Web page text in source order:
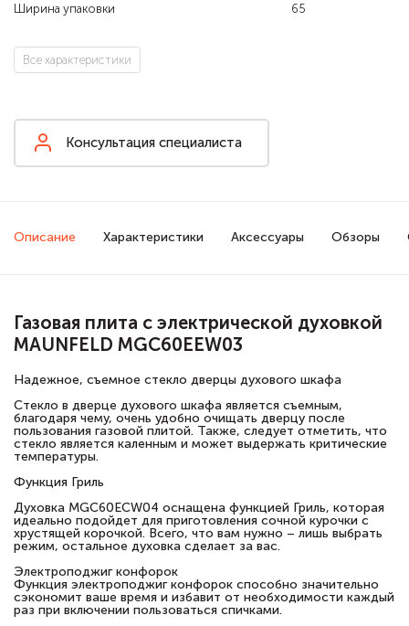
Ширина упаковки 65
Все характеристики
Консультация специалиста
Описание Характеристики Аксессуары Обзоры
Газовая плита с электрической духовкой
MAUNFELD MGC60EEW03
Надежное, съемное стекло дверцы духового шкафа
Стекло в дверце духового шкафа является съемным,
благодаря чему, очень удобно очищать дверцу после
пользования газовой плитой. Также, следует отметить, что
стекло является каленным и может выдержать критические
температуры.
Функция Гриль
Духовка MGC60ECW04 оснащена функцией Гриль, которая
идеально подойдет для приготовления сочной курочки с
хрустящей корочкой. Всего, что вам нужно – лишь выбрать
режим, остальное духовка сделает за вас.
Электроподжиг конфорок
Функция электроподжиг конфорок способно значительно
сэкономит ваше время и избавит от необходимости каждый
раз при включении пользоваться спичками.